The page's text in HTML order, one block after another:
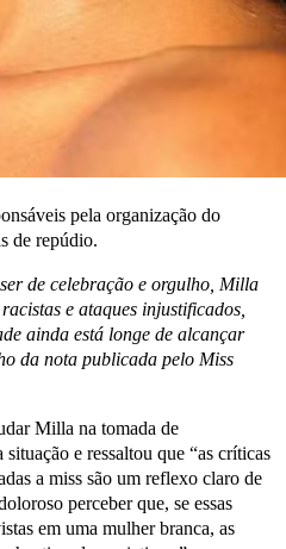
pela organização do
de repúdio.
de celebração e orgulho, Milla
e ataques injustificados,
ainda está longe de alcançar
da nota publicada pelo Miss
Milla na tomada de
e ressaltou que “as críticas
a miss são um reflexo claro de
perceber que, se essas
em uma mulher branca, as